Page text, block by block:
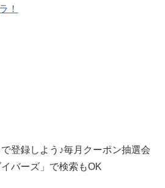
！
登録しよう♪毎月クーポン抽選会
バーズ」で検索もOK